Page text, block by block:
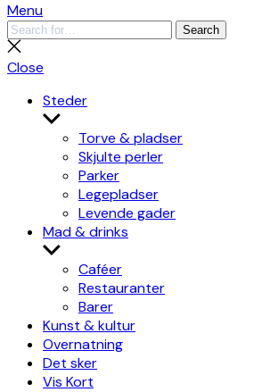
Menu
Search
for:
Search
Close
search
Close
Steder
Show
sub
menu
Torve & pladser
Skjulte perler
Parker
Legepladser
Levende gader
Mad & drinks
Show
sub
menu
Caféer
Restauranter
Barer
Kunst & kultur
Overnatning
Det sker
Vis Kort